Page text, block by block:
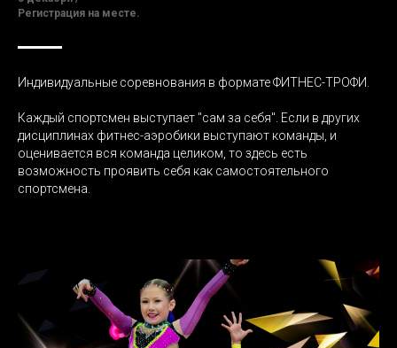
Регистрация на месте.
Индивидуальные соревнования в формате ФИТНЕС-ТРОФИ.
Каждый спортсмен выступает "сам за себя". Если в других
дисциплинах фитнес-аэробики выступают команды, и
оценивается вся команда целиком, то здесь есть
возможность проявить себя как самостоятельного
спортсмена.